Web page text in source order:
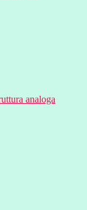
analoga